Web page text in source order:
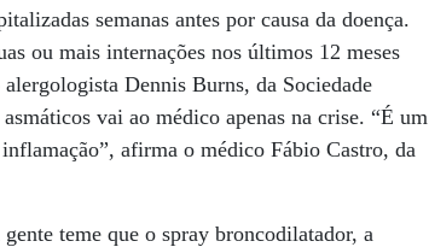
semanas antes por causa da doença.
ou mais internações nos últimos 12 meses
Dennis Burns, da Sociedade
vai ao médico apenas na crise. “É um
afirma o médico Fábio Castro, da
teme que o spray broncodilatador, a